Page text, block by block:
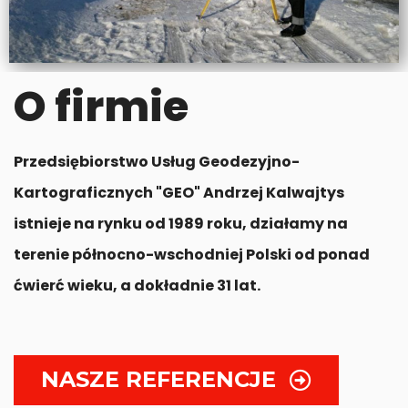
O firmie
Przedsiębiorstwo Usług Geodezyjno-
Kartograficznych "GEO" Andrzej Kalwajtys
istnieje na rynku od 1989 roku, działamy na
terenie północno-wschodniej Polski od ponad
ćwierć wieku, a dokładnie 31 lat.
NASZE REFERENCJE